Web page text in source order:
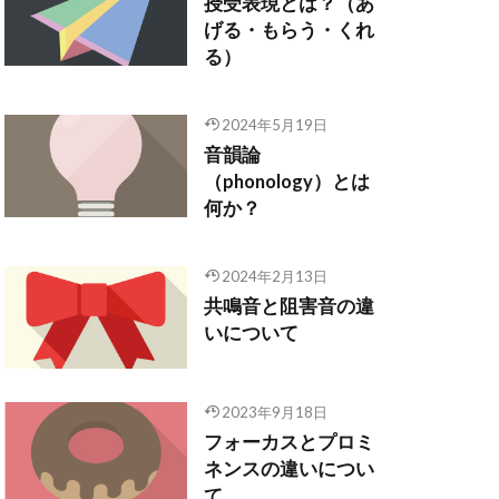
げる・もらう・くれ
る）
2024年5月19日
音韻論
（phonology）とは
何か？
2024年2月13日
共鳴音と阻害音の違
いについて
2023年9月18日
フォーカスとプロミ
ネンスの違いについ